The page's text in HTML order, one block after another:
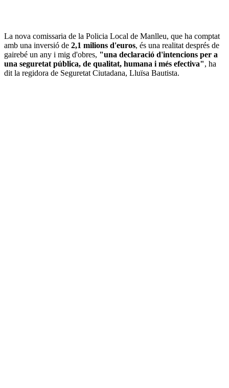
La nova comissaria de la Policia Local de Manlleu, que ha comptat
amb una inversió de 2,1 milions d'euros, és una realitat després de
gairebé un any i mig d'obres, "una declaració d'intencions per a
una seguretat pública, de qualitat, humana i més efectiva", ha
dit la regidora de Seguretat Ciutadana, Lluïsa Bautista.